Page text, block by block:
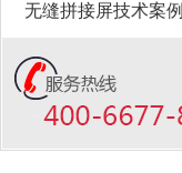
无缝拼接屏技术案例